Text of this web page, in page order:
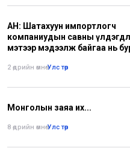
АН: Шатахуун импортлогч
компаниудын савны
мэтээр мэдээлж байгаа нь
2 өдрийн өмнө•Улс төр
Монголын заяа их...
8 өдрийн өмнө•Улс төр